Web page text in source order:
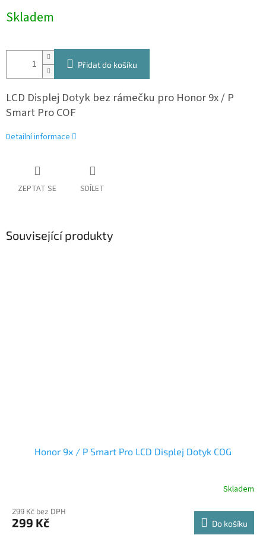
cena:
Skladem
Přidat do košíku
LCD Displej Dotyk bez rámečku pro Honor 9x / P
Smart Pro COF
Detailní informace
ZEPTAT SE SDÍLET
Související produkty
Honor 9x / P Smart Pro LCD Displej Dotyk COG
Skladem
299 Kč bez DPH
299 Kč Do košíku